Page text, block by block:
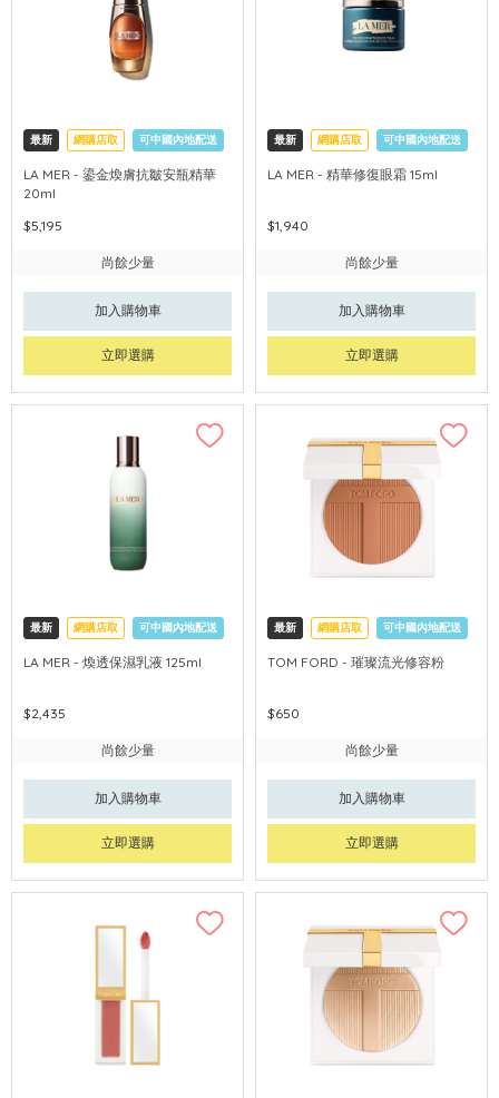
最新 網購店取 可中國內地配送
LA MER - 鎏金煥膚抗皺安瓶精華
20ml
$5,195
尚餘少量
加入購物車
立即選購
最新 網購店取 可中國內地配送
LA MER - 精華修復眼霜 15ml
$1,940
尚餘少量
加入購物車
立即選購
最新 網購店取 可中國內地配送
LA MER - 煥透保濕乳液 125ml
$2,435
尚餘少量
加入購物車
立即選購
最新 網購店取 可中國內地配送
TOM FORD - 璀璨流光修容粉
$650
尚餘少量
加入購物車
立即選購